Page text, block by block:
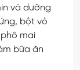
và dưỡng
bột vỏ
mai
bữa ăn